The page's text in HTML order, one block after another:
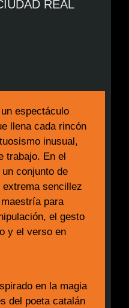
REAL
espectáculo
llena cada rincón
inusual,
trabajo. En el
conjunto de
sencillez
para
el gesto
y el verso en
en la magia
del poeta catalán